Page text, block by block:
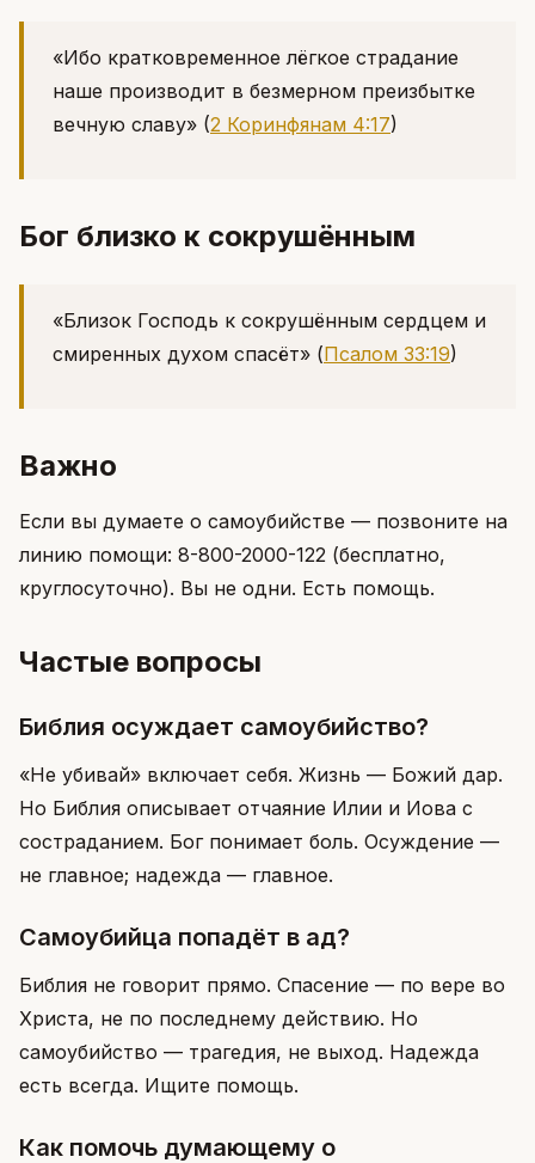
«Ибо кратковременное лёгкое страдание
наше производит в безмерном преизбытке
вечную славу» (2 Коринфянам 4:17)
Бог близко к сокрушённым
«Близок Господь к сокрушённым сердцем и
смиренных духом спасёт» (Псалом 33:19)
Важно
Если вы думаете о самоубийстве — позвоните на
линию помощи: 8-800-2000-122 (бесплатно,
круглосуточно). Вы не одни. Есть помощь.
Частые вопросы
Библия осуждает самоубийство?
«Не убивай» включает себя. Жизнь — Божий дар.
Но Библия описывает отчаяние Илии и Иова с
состраданием. Бог понимает боль. Осуждение —
не главное; надежда — главное.
Самоубийца попадёт в ад?
Библия не говорит прямо. Спасение — по вере во
Христа, не по последнему действию. Но
самоубийство — трагедия, не выход. Надежда
есть всегда. Ищите помощь.
Как помочь думающему о